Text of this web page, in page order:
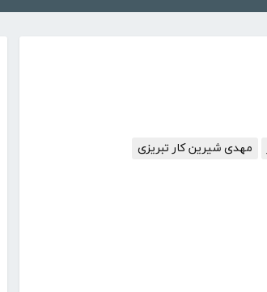
مهدی شیرین کار تبریزی